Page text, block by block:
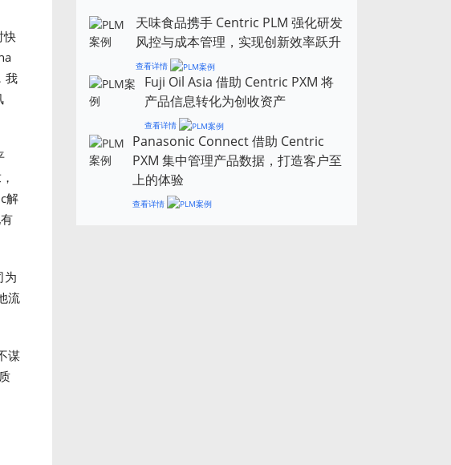
快
我
解
为
流
谋
天味食品携手 Centric PLM 强化研发
风控与成本管理，实现创新效率跃升
查看详情
Fuji Oil Asia 借助 Centric PXM 将
产品信息转化为创收资产
查看详情
Panasonic Connect 借助 Centric
PXM 集中管理产品数据，打造客户至
上的体验
查看详情